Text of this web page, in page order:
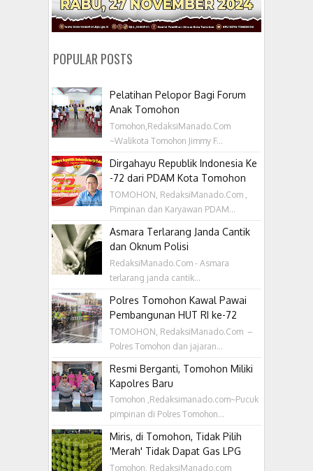
POPULAR POSTS
Pelatihan Pelopor Bagi Forum
Anak Tomohon
Tomohon,RedaksiManado.Com
~Walikota Tomohon Jimmy F...
Dirgahayu Republik Indonesia Ke
-72 dari PDAM Kota Tomohon
TOMOHON, RedaksiManado.Com ,
Pimpinan dan Karyawan PDAM...
Asmara Terlarang Janda Cantik
dan Oknum Polisi
RedaksiManado.Com - Asmara
terlarang janda cantik...
Polres Tomohon Kawal Pawai
Pembangunan HUT RI ke-72
TOMOHON, RedaksiManado.Com –
Polres Tomohon dan jajaran...
Resmi Berganti, Tomohon Miliki
Kapolres Baru
Tomohon ,Redaksimanado.com~Pucuk
pimpinan di Polres Tomohon...
Miris, di Tomohon, Tidak Pilih
'Merah' Tidak Dapat Gas LPG
Tomohon, RedaksiManado.com